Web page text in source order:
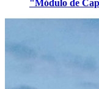
"Módulo de